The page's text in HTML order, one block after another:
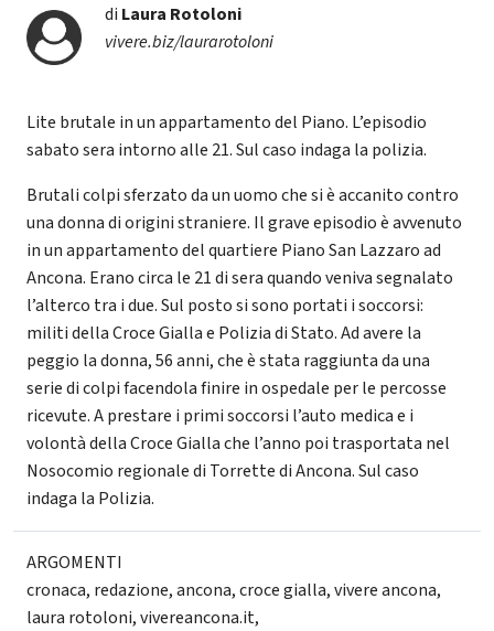
di Laura Rotoloni
vivere.biz/laurarotoloni
Lite brutale in un appartamento del Piano. L’episodio
sabato sera intorno alle 21. Sul caso indaga la polizia.
Brutali colpi sferzato da un uomo che si è accanito contro
una donna di origini straniere. Il grave episodio è avvenuto
in un appartamento del quartiere Piano San Lazzaro ad
Ancona. Erano circa le 21 di sera quando veniva segnalato
l’alterco tra i due. Sul posto si sono portati i soccorsi:
militi della Croce Gialla e Polizia di Stato. Ad avere la
peggio la donna, 56 anni, che è stata raggiunta da una
serie di colpi facendola finire in ospedale per le percosse
ricevute. A prestare i primi soccorsi l’auto medica e i
volontà della Croce Gialla che l’anno poi trasportata nel
Nosocomio regionale di Torrette di Ancona. Sul caso
indaga la Polizia.
ARGOMENTI
cronaca, redazione,ancona,croce gialla,vivere ancona,
laura rotoloni,vivereancona.it,